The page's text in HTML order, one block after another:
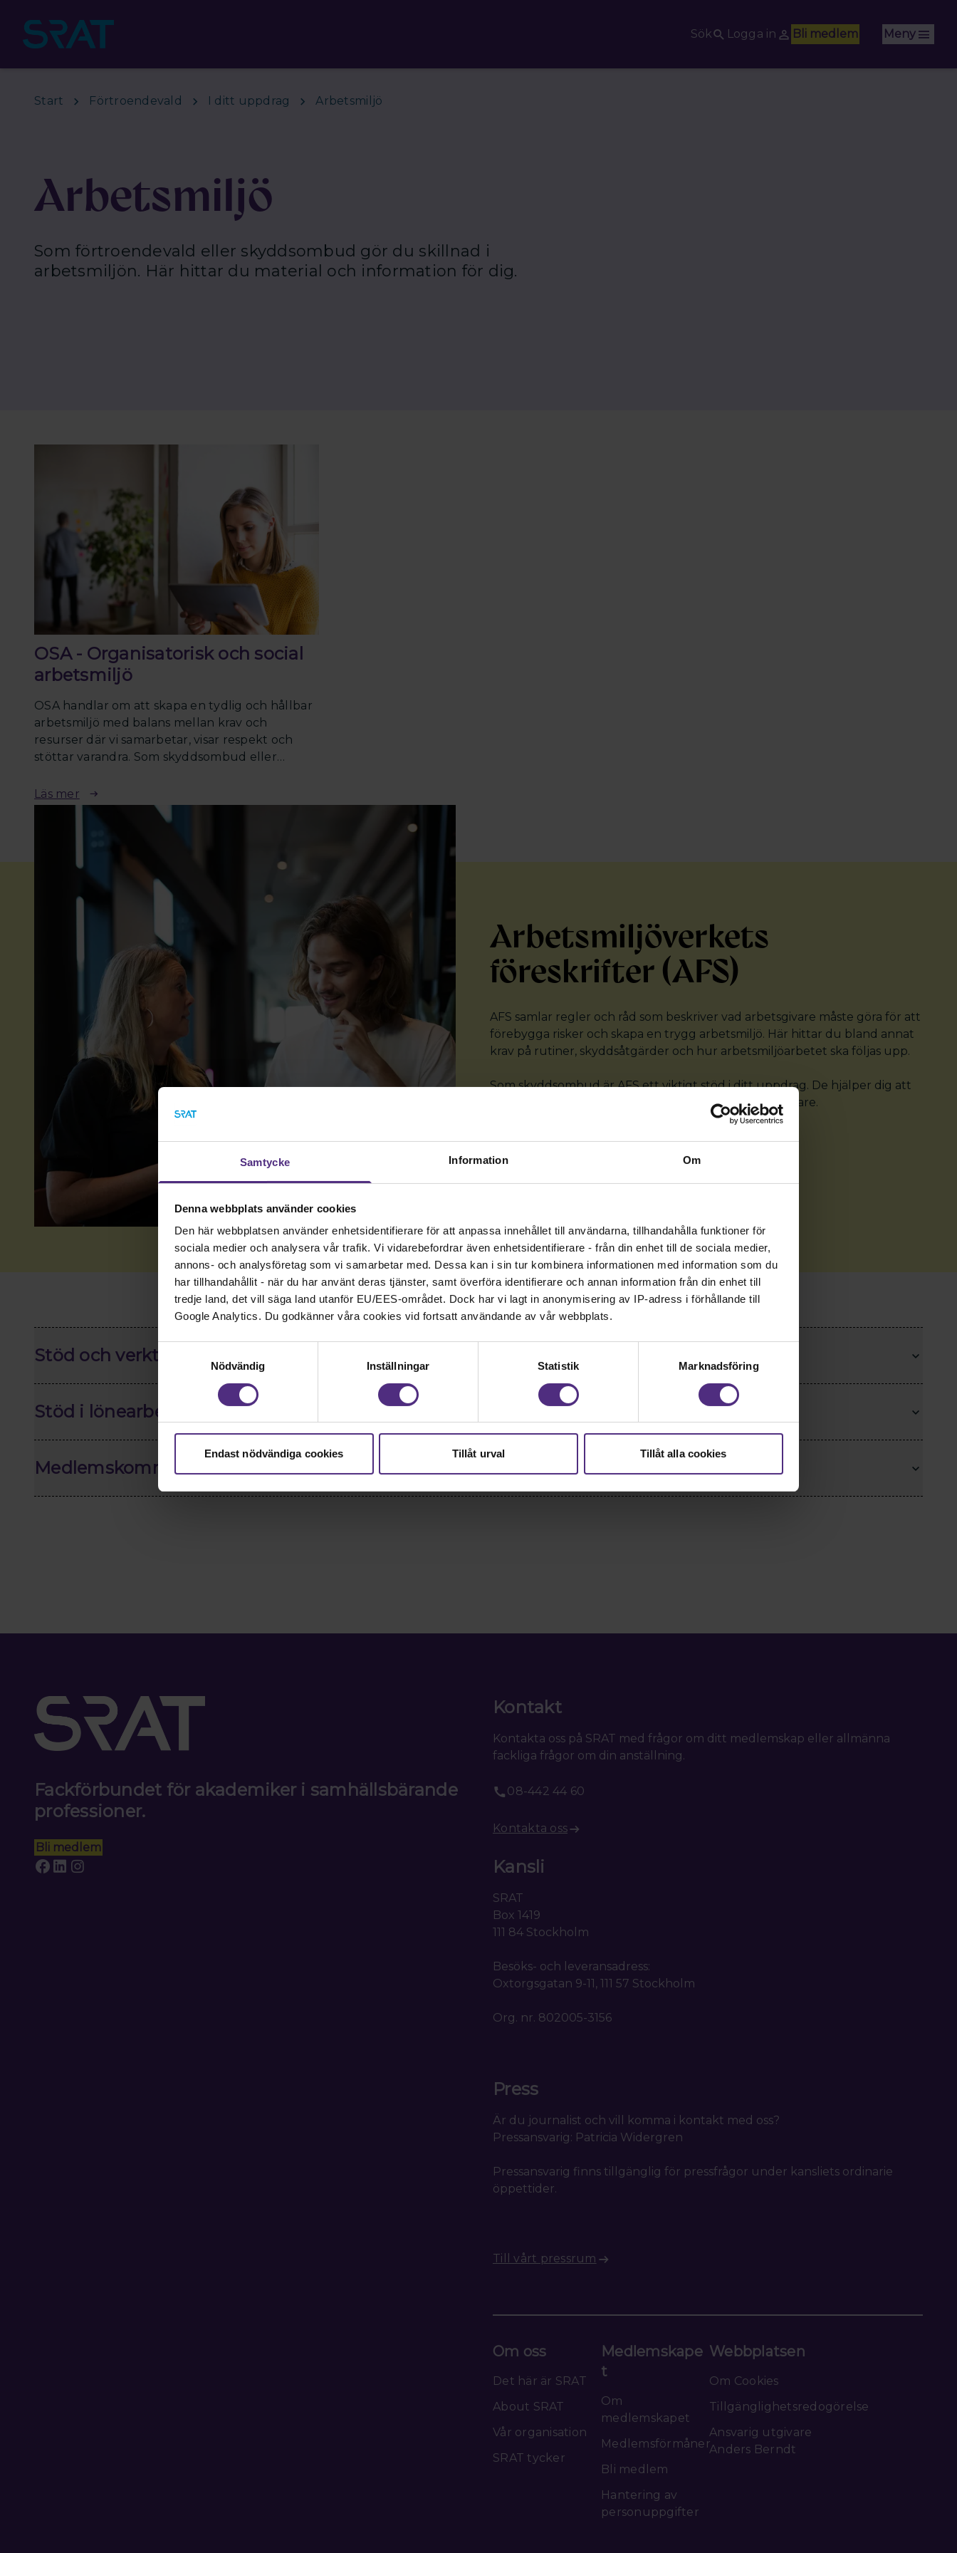
Samtycke Information Om
Denna webbplats använder cookies
Den här webbplatsen använder enhetsidentifierare för att anpassa innehållet till användarna, tillhandahålla funktioner för
sociala medier och analysera vår trafik. Vi vidarebefordrar även enhetsidentifierare - från din enhet till de sociala medier,
annons- och analysföretag som vi samarbetar med. Dessa kan i sin tur kombinera informationen med information som du
har tillhandahållit - när du har använt deras tjänster, samt överföra identifierare och annan information från din enhet till
tredje land, det vill säga land utanför EU/EES-området. Dock har vi lagt in anonymisering av IP-adress i förhållande till
Google Analytics. Du godkänner våra cookies vid fortsatt användande av vår webbplats.
Samtyckesval
Nödvändig
Inställningar Statistik Marknadsföring
Endast nödvändiga cookies Tillåt urval Tillåt alla cookies
Sök
Logga in Bli medlem Meny
Start Förtroendevald I ditt uppdrag Arbetsmiljö
Arbetsmiljö
Som förtroendevald eller skyddsombud gör du skillnad i
arbetsmiljön. Här hittar du material och information för dig.
OSA - Organisatorisk och social
arbetsmiljö
OSA handlar om att skapa en tydlig och hållbar
arbetsmiljö med balans mellan krav och
resurser där vi samarbetar, visar respekt och
stöttar varandra. Som skyddsombud eller
att upptäcka risker, driva på för förbättringar
och säkerställa att arbetsgivaren arbetar
systematiskt med OSA enligt lagkraven.
Läs mer
Arbetsmiljöverkets
föreskrifter (AFS)
AFS samlar regler och råd som beskriver vad arbetsgivare måste göra för att
förebygga risker och skapa en trygg arbetsmiljö. Här hittar du bland annat
krav på rutiner, skyddsåtgärder och hur arbetsmiljöarbetet ska följas upp.
Som skyddsombud är AFS ett viktigt stöd i ditt uppdrag. De hjälper dig att
veta vad som gäller och hur arbetsplatsen kan bli säkrare.
Mer för dig
Stöd och verktyg i ditt uppdrag
Stöd i lönearbetet
Medlemskommunikation
Fackförbundet för akademiker i samhällsbärande
professioner.
Bli medlem
Kontakt
Kontakta oss på SRAT med frågor om ditt medlemskap eller allmänna
fackliga frågor om din anställning.
08-442 44 60
Kontakta oss
Kansli
SRAT
Box 1419
111 84 Stockholm
Besöks- och leveransadress:
Oxtorgsgatan 9-11, 111 57 Stockholm
Org. nr. 802005-3156
Press
Är du journalist och vill komma i kontakt med oss?
Pressansvarig: Patricia Widergren
Pressansvarig finns tillgänglig för pressfrågor under kansliets ordinarie
öppettider.
Till vårt pressrum
Om oss
Det här är SRAT
About SRAT
Vår organisation
SRAT tycker
Medlemskape
t
Om
medlemskapet
Medlemsförmåner
Bli medlem
Hantering av
personuppgifter
Webbplatsen
Om Cookies
Tillgänglighetsredogörelse
Ansvarig utgivare
Anders Berndt